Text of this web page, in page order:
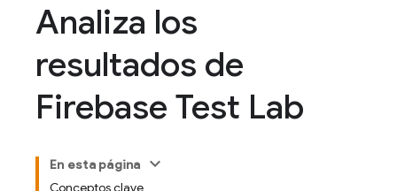
Analiza los
resultados de
Firebase Test Lab
En esta página
Conceptos clave